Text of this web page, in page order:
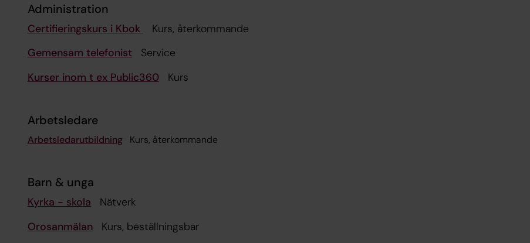
Administration
Certifieringskurs i Kbok
Kurs, återkommande
Gemensam telefonist
Service
Kurser inom t ex Public360Kurs
Arbetsledare
ArbetsledarutbildningKurs, återkommande
Barn & unga
Kyrka - skola Nätverk
OrosanmälanKurs, beställningsbar